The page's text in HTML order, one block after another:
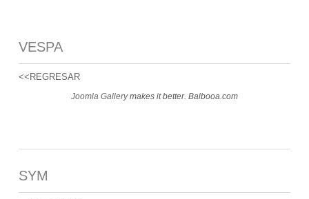
VESPA
<<REGRESAR
Joomla Gallerymakes it better. Balbooa.com
SYM